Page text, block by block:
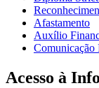
Afastamento
Auxílio
Comunicação
Acesso à